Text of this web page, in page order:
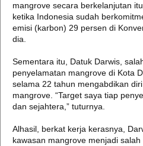
mangrove secara berkelanjutan
ketika Indonesia sudah
emisi (karbon) 29 persen di
dia.
Sementara itu, Datuk Darwis,
penyelamatan mangrove di Kota
selama 22 tahun mengabdikan
mangrove. “Target saya tiap
dan sejahtera,” tuturnya.
Alhasil, berkat kerja kerasnya,
kawasan mangrove menjadi